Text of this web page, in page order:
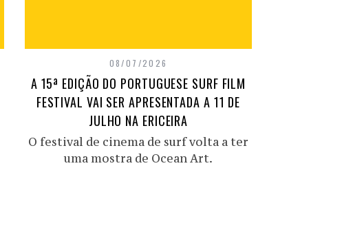
08/07/2026
A 15ª EDIÇÃO DO PORTUGUESE SURF FILM
FESTIVAL VAI SER APRESENTADA A 11 DE
JULHO NA ERICEIRA
O festival de cinema de surf volta a ter
uma mostra de Ocean Art.